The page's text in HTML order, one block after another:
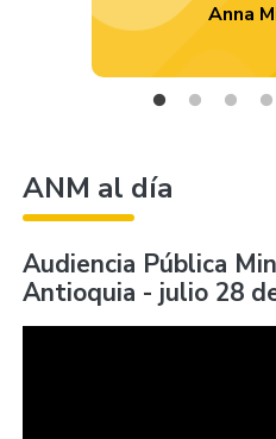
Anna
ANM al día
Audiencia Pública
Antioquia - julio 28